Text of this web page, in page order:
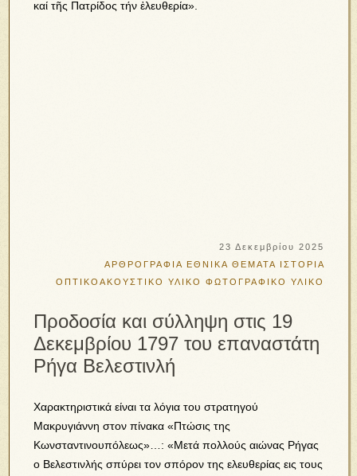
καί τῆς Πατρίδος τήν ἐλευθερία».
23 Δεκεμβρίου 2025
ΑΡΘΡΟΓΡΑΦΙΑ ΕΘΝΙΚΑ ΘΕΜΑΤΑ ΙΣΤΟΡΙΑ
ΟΠΤΙΚΟΑΚΟΥΣΤΙΚΟ ΥΛΙΚΟ
ΦΩΤΟΓΡΑΦΙΚΟ ΥΛΙΚΟ
Προδοσία και σύλληψη στις 19
Δεκεμβρίου 1797 του επαναστάτη
Ρήγα Βελεστινλή
Χαρακτηριστικά είναι τα λόγια του στρατηγού
Μακρυγιάννη στον πίνακα «Πτώσις της
Κωνσταντινουπόλεως»…: «Μετά πολλούς αιώνας Ρήγας
ο Βελεστινλής σπύρει τον σπόρον της ελευθερίας εις τους